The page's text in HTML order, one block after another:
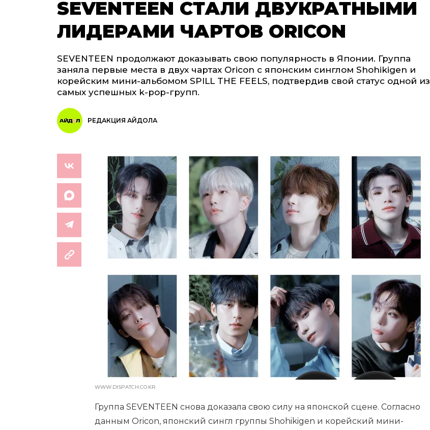
SEVENTEEN СТАЛИ ДВУКРАТНЫМИ
ЛИДЕРАМИ ЧАРТОВ ORICON
SEVENTEEN продолжают доказывать свою популярность в Японии. Группа
заняла первые места в двух чартах Oricon с японским синглом Shohikigen и
корейским мини-альбомом SPILL THE FEELS, подтвердив свой статус одной из
самых успешных k-pop-групп.
РЕДАКЦИЯ АЙДОЛА
WWW.DISPATCH.CO.KR
Группа SEVENTEEN снова доказала свою силу на японской сцене. Согласно
данным Oricon, японский сингл группы Shohikigen и корейский мини-